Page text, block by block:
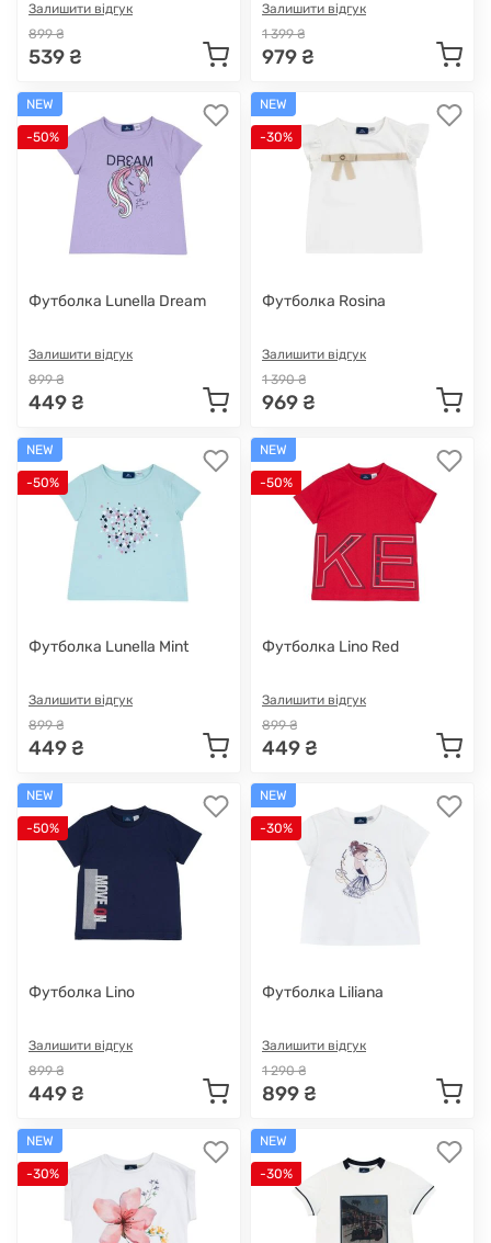
Залишити відгук
899 ₴
539 ₴
Залишити відгук
1 399 ₴
979 ₴
NEW
-50%
Футболка Lunella Dream
Залишити відгук
899 ₴
449 ₴
NEW
-30%
Футболка Rosina
Залишити відгук
1 390 ₴
969 ₴
NEW
-50%
Футболка Lunella Mint
Залишити відгук
899 ₴
449 ₴
NEW
-50%
Футболка Lino Red
Залишити відгук
899 ₴
449 ₴
NEW
-50%
Футболка Lino
Залишити відгук
899 ₴
449 ₴
NEW
-30%
Футболка Liliana
Залишити відгук
1 290 ₴
899 ₴
NEW
-30%
NEW
-30%